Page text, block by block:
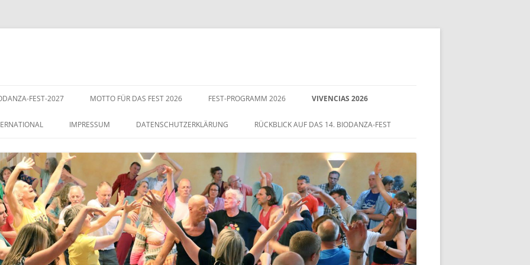
FEST-2027 MOTTO FÜR DAS FEST 2026 FEST-PROGRAMM 2026 VIVENCIAS 2026
IRENE FRANCO & JOSE NEVES
JADE WEPENER
RAKEL AMPUDIA & CARLOS
ORELLANA
DALILA ZOTTI
CORDULA BRUCH
2012
2013
2014
2015
IMPRESSUM DATENSCHUTZERKLÄRUNG RÜCKBLICK AUF DAS 14. BIODANZA-FEST